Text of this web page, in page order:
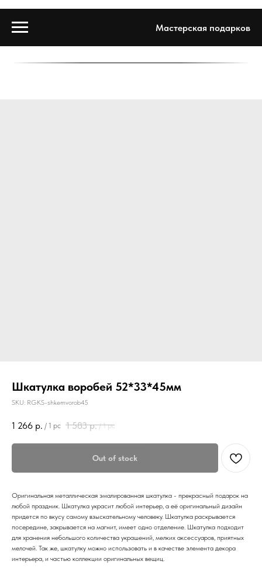
Мастерская подарков
Шкатулка воробей 52*33*45мм
SKU: RGKS-shkemvorob45
1 266 р. / 1 pc 1 583 р. / 1 pc
Out of stock
Оригинальная металлическая эмалированная шкатулка - прекрасный подарок на
любой праздник. Шкатулка украсит любой интерьер, а её оригинальный дизайн
придется по вкусу самому взыскательному человеку. Шкатулка раскрывается
посередине, закрывается на магнит, имеет одно отделение. Шкатулка подходит
для хранения небольшого количества украшений, мелких аксессуаров, приятных
мелочей. Так же, шкатулку можно использовать и в качестве элемента декора
интерьера, и частью коллекции оригинальных вещиц.